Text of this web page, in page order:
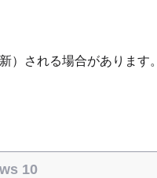
）される場合があります。
10